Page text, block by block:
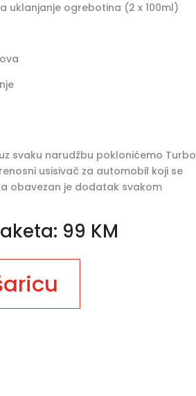
uklanjanje ogrebotina (2 x 100ml)
svaku narudžbu poklonićemo Turbo
usisivač za automobil koji se
obavezan je dodatak svakom
99 KM